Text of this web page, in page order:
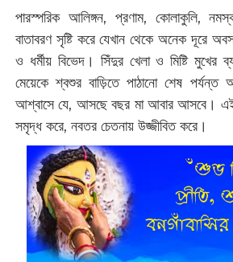
পারস্পরিক আলিঙ্গন, প্রণাম, কোলাকুলি,
বাতাবরণ সৃষ্টি করে যেখান থেকে অনেক দূরে
ও ধর্মীয় বিভেদ। সিঁদুর খেলা ও মিষ্টি
মেয়েকে শ্বশুর বাড়িতে পাঠানো শেষ
আশ্বাসে যে, আসছে বছর মা আবার আসবে।
সমৃদ্ধ করে, নবতর চেতনায় উজ্জীবিত করে।‌‌